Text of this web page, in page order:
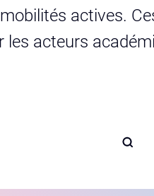
actives.
acteurs